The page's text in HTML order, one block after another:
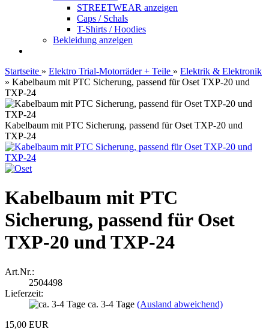
STREETWEAR anzeigen
Caps / Schals
T-Shirts / Hoodies
Bekleidung anzeigen
Startseite » Elektro Trial-Motorräder + Teile » Elektrik & Elektronik
» Kabelbaum mit PTC Sicherung, passend für Oset TXP-20 und
TXP-24
Kabelbaum mit PTC Sicherung, passend für Oset TXP-20 und
TXP-24
Kabelbaum mit PTC
Sicherung, passend für Oset
TXP-20 und TXP-24
Art.Nr.:
2504498
Lieferzeit:
ca. 3-4 Tage (Ausland abweichend)
15,00 EUR